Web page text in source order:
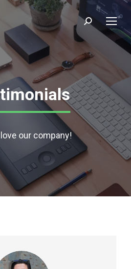
our company!